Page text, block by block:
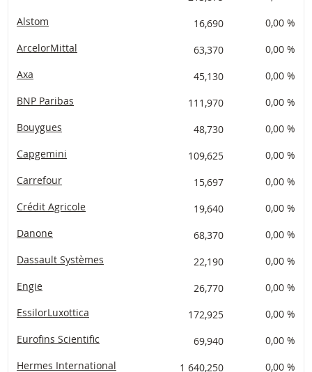
Alstom
16,690
0,00 %
ArcelorMittal
63,370
0,00 %
Axa
45,130
0,00 %
BNP Paribas
111,970
0,00 %
Bouygues
48,730
0,00 %
Capgemini
109,625
0,00 %
Carrefour
15,697
0,00 %
Crédit Agricole
19,640
0,00 %
Danone
68,370
0,00 %
Dassault Systèmes
22,190
0,00 %
Engie
26,770
0,00 %
EssilorLuxottica
172,925
0,00 %
Eurofins Scientific
69,940
0,00 %
Hermes International
1 640,250
0,00 %